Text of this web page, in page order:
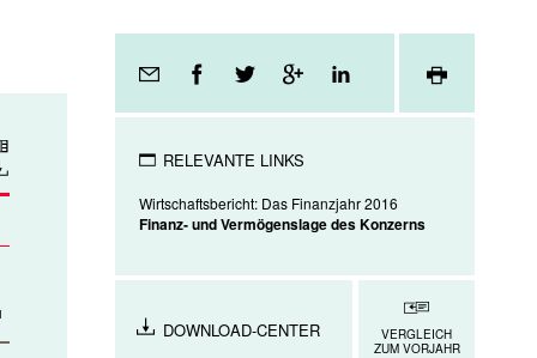
SEITE
RELEVANTE LINKS
Wirtschaftsbericht: Das Finanzjahr 2016
Finanz- und Vermögenslage des Konzerns
DOWNLOAD-CENTER
VERGLEICH
ZUM VORJAHR